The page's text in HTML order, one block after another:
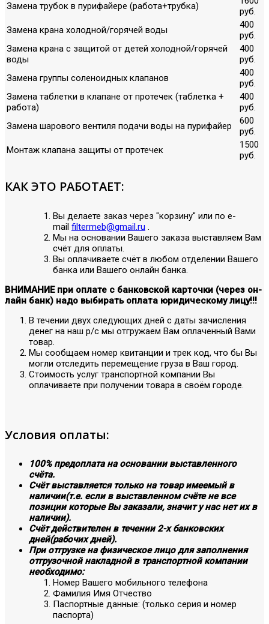
Замена трубок в пурифайере (работа+трубка)
руб.
Замена крана холодной/горячей воды
400
руб.
Замена крана с защитой от детей холодной/горячей
воды
400
руб.
Замена группы соленоидных клапанов
400
руб.
Замена таблетки в клапане от протечек (таблетка +
работа)
400
руб.
Замена шарового вентиля подачи воды на пурифайер
600
руб.
Монтаж клапана защиты от протечек
1500
руб.
КАК ЭТО РАБОТАЕТ:
Вы делаете заказ через "корзину" или по е-
mail filtermeb@gmail.ru .
Мы на основании Вашего заказа выставляем Вам
счёт для оплаты.
Вы оплачиваете счёт в любом отделении Вашего
банка или Вашего онлайн банка.
ВНИМАНИЕ при оплате с банковской карточки (через он-
лайн банк) надо выбирать оплата юридическому лицу!!!
В течении двух следующих дней с даты зачисления
денег на наш р/с мы отгружаем Вам оплаченный Вами
товар.
Мы сообщаем номер квитанции и трек код, что бы Вы
могли отследить перемещение груза в Ваш город.
Стоимость услуг транспортной компании Вы
оплачиваете при получении товара в своём городе.
Условия оплаты:
100% предоплата на основании выставленного
счёта.
Счёт выставляется только на товар имеемый в
наличии(т.е. если в выставленном счёте не все
позиции которые Вы заказали, значит у нас нет их в
наличии).
Счёт действителен в течении 2-х банковских
дней(рабочих дней).
При отгрузке на физическое лицо для заполнения
отгрузочной накладной в транспортной компании
необходимо:
Номер Вашего мобильного телефона
Фамилия Имя Отчество
Паспортные данные: (только серия и номер
паспорта)